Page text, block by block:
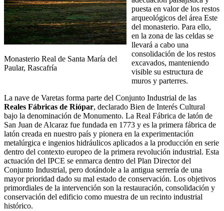
Monasterio Real de Santa María del
Paular, Rascafría
puesta en valor de los restos
arqueológicos del área Este
del monasterio. Para ello,
en la zona de las celdas se
llevará a cabo una
consolidación de los restos
excavados, manteniendo
visible su estructura de
muros y parterres.
La nave de Varetas forma parte del Conjunto Industrial de las
Reales Fábricas de Riópar, declarado Bien de Interés Cultural
bajo la denominación de Monumento. La Real Fábrica de latón de
San Juan de Alcaraz fue fundada en 1773 y es la primera fábrica de
latón creada en nuestro país y pionera en la experimentación
metalúrgica e ingenios hidráulicos aplicados a la producción en serie
dentro del contexto europeo de la primera revolución industrial. Esta
actuación del IPCE se enmarca dentro del Plan Director del
Conjunto Industrial, pero dotándole a la antigua serrería de una
mayor prioridad dado su mal estado de conservación. Los objetivos
primordiales de la intervención son la restauración, consolidación y
conservación del edificio como muestra de un recinto industrial
histórico.